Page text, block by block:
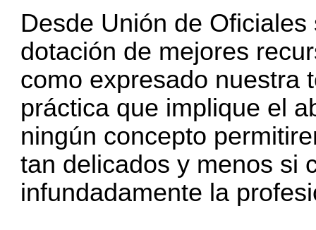
Desde Unión de
dotación de mejores
como expresado nuestra
práctica que implique el
ningún concepto
tan delicados y menos si
infundadamente la